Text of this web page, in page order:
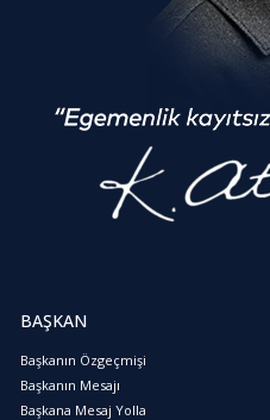
BAŞKAN
Başkanın Özgeçmişi
Başkanın Mesajı
Başkana Mesaj Yolla